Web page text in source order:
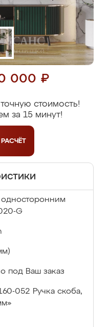
000 ₽
стоимость!
за 15 минут!
РАСЧЁТ
односторонним
G
под Ваш заказ
052 Ручка скоба,